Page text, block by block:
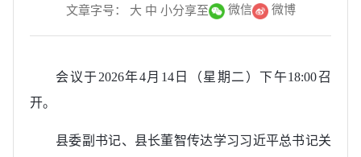
文章字号： 大 中 小分享至 微信 微博
会议于2026年4月14日（星期二）下午18:00召
开。
县委副书记、县长董智传达学习习近平总书记关